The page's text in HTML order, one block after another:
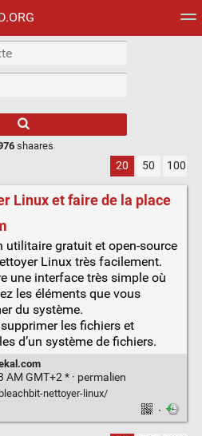
shaares
20 50 100
Linux et faire de la place
utilitaire gratuit et open-source
Linux très facilement.
une interface très simple où
les éléments que vous
du système.
les fichiers et
d’un système de fichiers.
GMT+2 * · permalien
nettoyer-linux/
·